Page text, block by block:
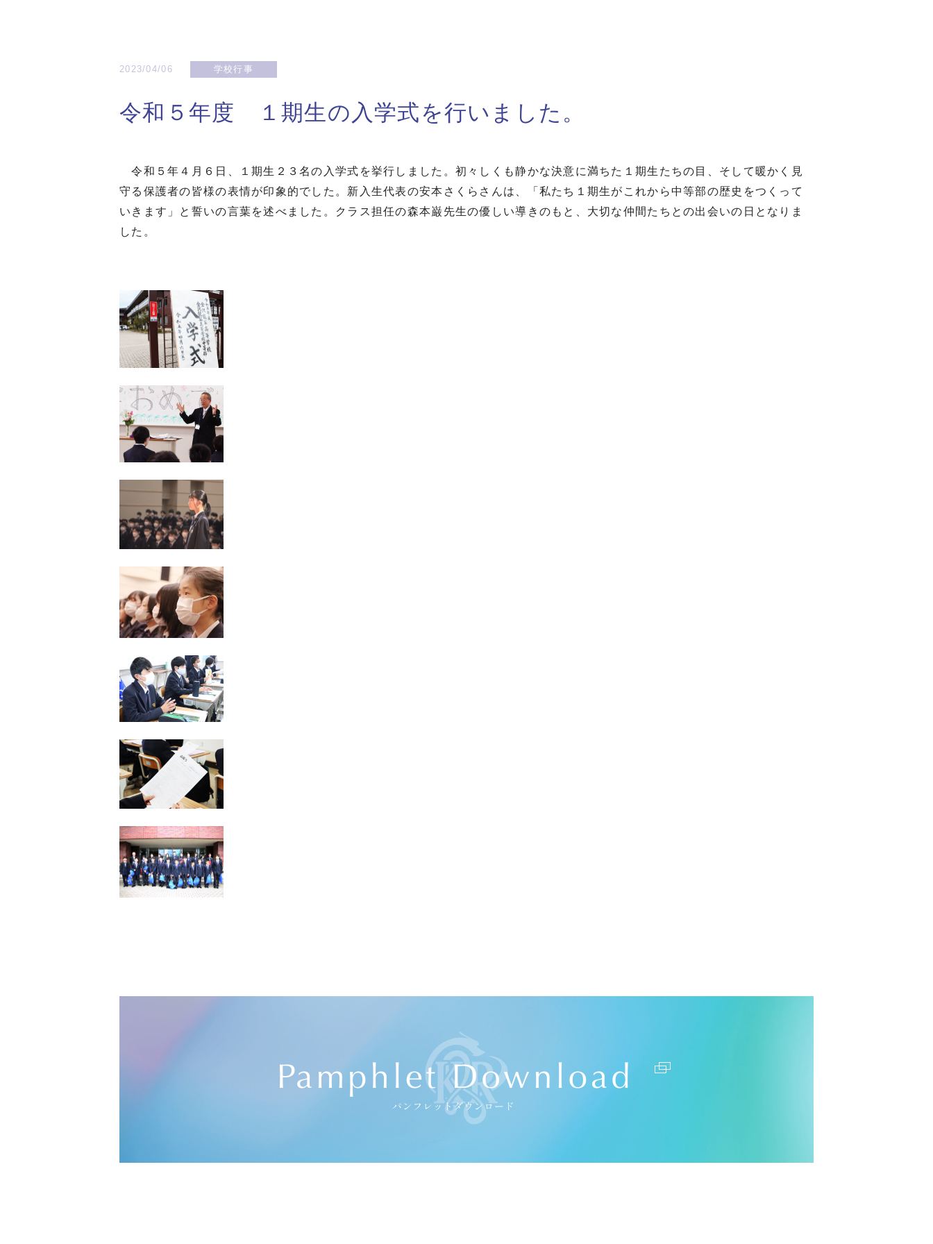
2023/04/06 学校行事
令和５年度 １期生の入学式を行いました。
令和５年４月６日、１期生２３名の入学式を挙行しました。初々しくも静かな決意に満ちた１期生たちの目、そして暖かく見
守る保護者の皆様の表情が印象的でした。新入生代表の安本さくらさんは、「私たち１期生がこれから中等部の歴史をつくって
いきます」と誓いの言葉を述べました。クラス担任の森本巌先生の優しい導きのもと、大切な仲間たちとの出会いの日となりま
した。